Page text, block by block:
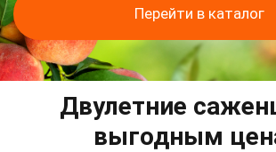
Перейти в каталог
Двулетние
выгодным